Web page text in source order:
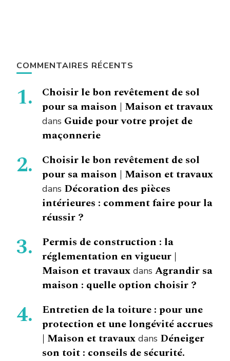
COMMENTAIRES RÉCENTS
Choisir le bon revêtement de sol
pour sa maison | Maison et travaux
dans Guide pour votre projet de
maçonnerie
Choisir le bon revêtement de sol
pour sa maison | Maison et travaux
dans Décoration des pièces
intérieures : comment faire pour la
réussir ?
Permis de construction : la
réglementation en vigueur |
Maison et travaux dans Agrandir sa
maison : quelle option choisir ?
Entretien de la toiture : pour une
protection et une longévité accrues
| Maison et travaux dans Déneiger
son toit : conseils de sécurité.